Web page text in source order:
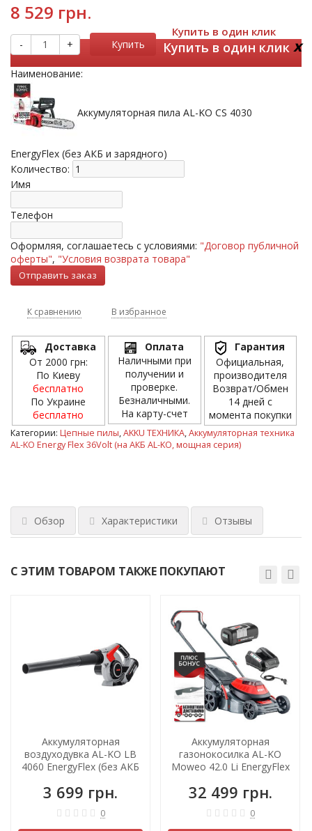
8 529 грн.
- + Купить
Купить в один клик
Купить в один клик x
Наименование:
Аккумуляторная пила AL-KO CS 4030
EnergyFlex (без АКБ и зарядного)
Количество:
Имя
Телефон
Оформляя, соглашаетесь с условиями: "Договор публичной
оферты", "Условия возврата товара"
К сравнению В избранное
Доставка
От 2000 грн:
По Киеву
бесплатно
По Украине
бесплатно
Оплата
Наличными при
получении и
проверке.
Безналичными.
На карту-счет
Гарантия
Официальная,
производителя
Возврат/Обмен
14 дней с
момента покупки
Категории: Цепные пилы,AKKU ТЕХНИКА,Аккумуляторная техника
AL-KO Energy Flex 36Volt (на АКБ AL-KO, мощная серия)
Обзор Характеристики Отзывы
С ЭТИМ ТОВАРОМ ТАКЖЕ ПОКУПАЮТ
Аккумуляторная
воздуходувка AL-KO LB
4060 EnergyFlex (без АКБ
3 699 грн.
0
Аккумуляторная
газонокосилка AL-KO
Moweo 42.0 Li EnergyFlex
32 499 грн.
0